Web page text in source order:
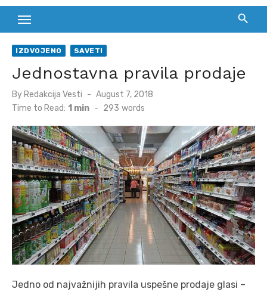
IZDVOJENO SAVETI
Jednostavna pravila prodaje
By Redakcija Vesti
Posted
on
August 7, 2018
Time to Read: 1 min - 293 words
Jedno od najvažnijih pravila uspešne prodaje glasi –